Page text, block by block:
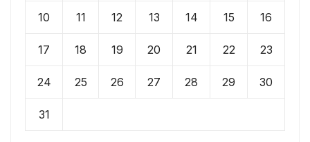
10 11 12 13 14 15 16
17 18 19 20 21 22 23
24 25 26 27 28 29 30
31